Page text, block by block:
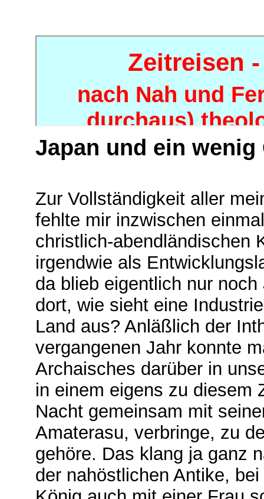
Japan und ein wenig
Zur Vollständigkeit aller
fehlte mir inzwischen
christlich-abendländischen
irgendwie als
da blieb eigentlich nur
dort, wie sieht eine
Land aus? Anläßlich der
vergangenen Jahr konnte
Archaisches darüber in
in einem eigens zu diesem
Nacht gemeinsam mit
Amaterasu, verbringe, zu
gehöre. Das klang ja ganz
der nahöstlichen Antike,